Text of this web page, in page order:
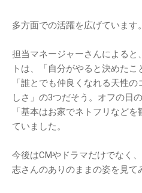
多方面での活躍を広げています。
担当マネージャーさんによると
トは、「自分がやると決めたこ
「誰とでも仲良くなれる天性
しさ」の3つだそう。オフの日
「基本はお家でネトフリなど
ていました。
今後はCMやドラマだけでなく
志さんのありのままの姿を見て